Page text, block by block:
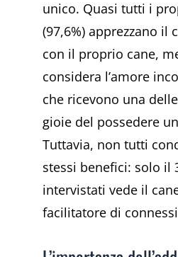
unico. Quasi tutti i
(97,6%) apprezzano il
con il proprio cane,
considera l’amore
che ricevono una
gioie del possedere
Tuttavia, non tutti
stessi benefici: solo il
intervistati vede il
facilitatore di